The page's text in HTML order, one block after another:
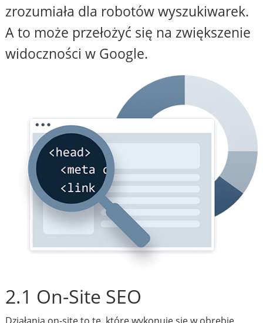
zrozumiała dla robotów wyszukiwarek.
A to może przełożyć się na zwiększenie
widoczności w Google.
2.1 On-Site SEO
Działania on-site to te, które wykonuje się w obrębie